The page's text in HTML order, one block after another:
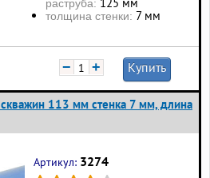
раструба:
толщина стенки: 7 мм
− + Купить
113 мм стенка 7 мм, длина
Артикул: 3274